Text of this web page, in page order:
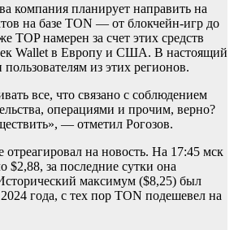
компания планирует направить на
на базе TON — от блокчейн-игр до
намерен за счет этих средств
Wallet в Европу и США. В настоящий
из этих регионов.
все, что связано с соблюдением
операциями и прочим, верно?
— отметил Рогозов.
на новость. На 17:45 мск
$2,88, за последние сутки она
максимум ($8,25) был
года, с тех пор TON подешевел на